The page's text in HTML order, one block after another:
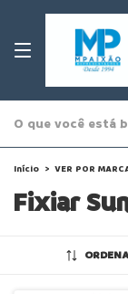
Início > VER POR
Fixiar